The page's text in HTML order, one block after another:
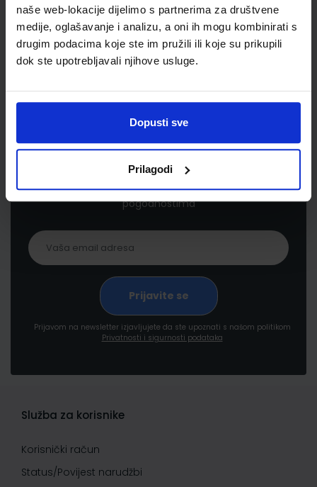
naše web-lokacije dijelimo s partnerima za društvene
medije, oglašavanje i analizu, a oni ih mogu kombinirati s
drugim podacima koje ste im pružili ili koje su prikupili
dok ste upotrebljavali njihove usluge.
Dopusti sve
Prilagodi
Newsletter prijava
Prijavite se kako bi primali informacije o novim
proizvodima i uslugama, akcijama i drugim
pogodnostima
Prijavom na newsletter izjavljujete da ste upoznati s našom politikom
Privatnosti i sigurnosti podataka
Služba za korisnike
Korisnički račun
Status/Povijest narudžbi